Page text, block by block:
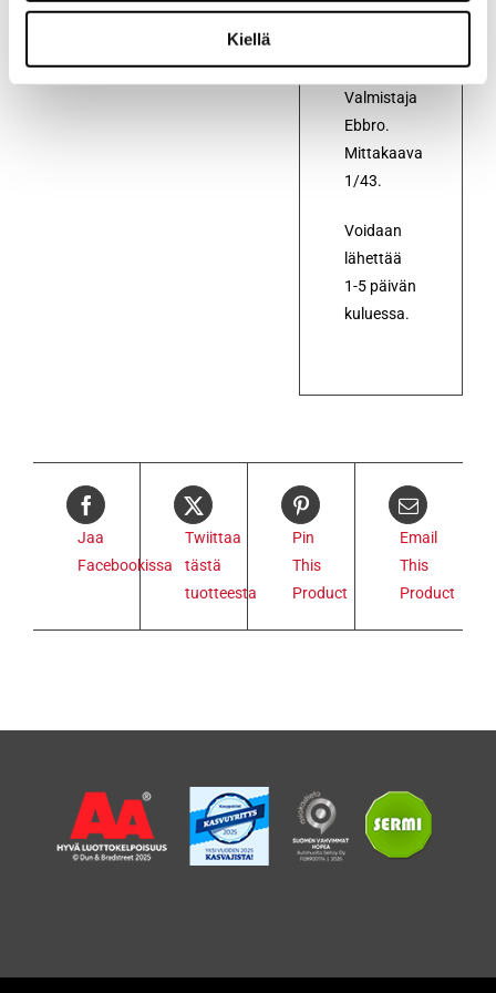
Kiellä
Toyota
prototyyppi.
Valmistaja
Ebbro.
Mittakaava
1/43.
Voidaan
lähettää
1-5 päivän
kuluessa.
Jaa
Facebookissa
Twiittaa
tästä
tuotteesta
Pin
This
Product
Email
This
Product